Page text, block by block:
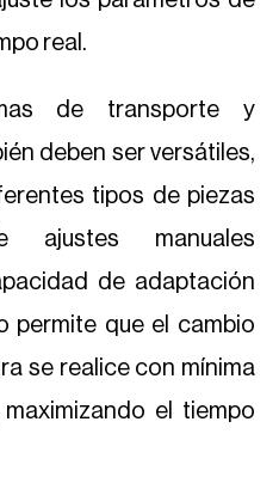
real.
de transporte y
deben ser versátiles,
tipos de piezas
ajustes manuales
de adaptación
permite que el cambio
se realice con mínima
el tiempo